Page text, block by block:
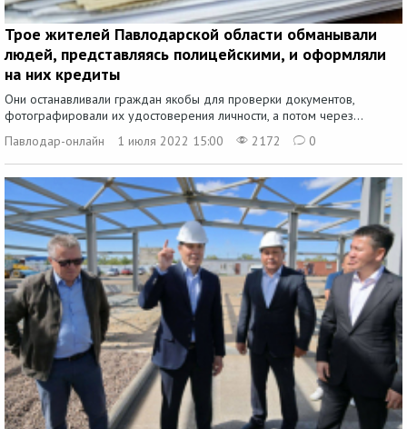
Трое жителей Павлодарской области обманывали
людей, представляясь полицейскими, и оформляли
на них кредиты
Они останавливали граждан якобы для проверки документов,
фотографировали их удостоверения личности, а потом через...
Павлодар-онлайн
1 июля 2022 15:00 2172 0